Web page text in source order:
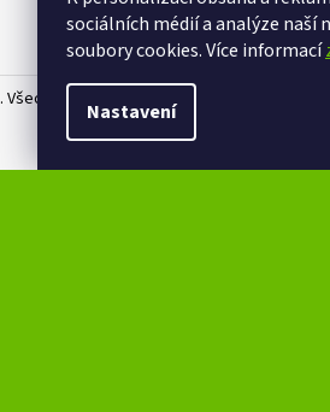
sociálních médií a analýze naší
soubory cookies. Více informací
Nastavení
eXtrem-
. Všechna práva vyhrazena.